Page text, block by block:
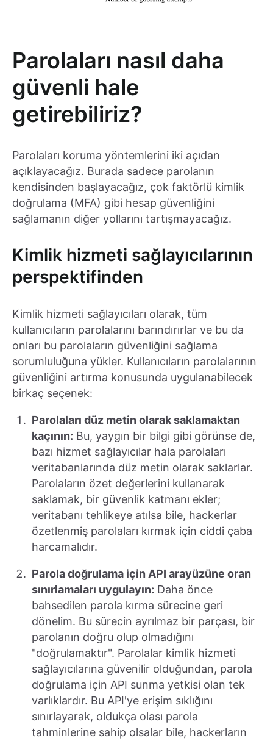
Parolaları nasıl daha
güvenli hale
getirebiliriz?
Parolaları koruma yöntemlerini iki açıdan
açıklayacağız. Burada sadece parolanın
kendisinden başlayacağız, çok faktörlü kimlik
doğrulama (MFA) gibi hesap güvenliğini
sağlamanın diğer yollarını tartışmayacağız.
Kimlik hizmeti sağlayıcılarının
perspektifinden
Kimlik hizmeti sağlayıcıları olarak, tüm
kullanıcıların parolalarını barındırırlar ve bu da
onları bu parolaların güvenliğini sağlama
sorumluluğuna yükler. Kullanıcıların parolalarının
güvenliğini artırma konusunda uygulanabilecek
birkaç seçenek:
Parolaları düz metin olarak saklamaktan
kaçının: Bu, yaygın bir bilgi gibi görünse de,
bazı hizmet sağlayıcılar hala parolaları
veritabanlarında düz metin olarak saklarlar.
Parolaların özet değerlerini kullanarak
saklamak, bir güvenlik katmanı ekler;
veritabanı tehlikeye atılsa bile, hackerlar
özetlenmiş parolaları kırmak için ciddi çaba
harcamalıdır.
Parola doğrulama için API arayüzüne oran
sınırlamaları uygulayın: Daha önce
bahsedilen parola kırma sürecine geri
dönelim. Bu sürecin ayrılmaz bir parçası, bir
parolanın doğru olup olmadığını
"doğrulamaktır". Parolalar kimlik hizmeti
sağlayıcılarına güvenilir olduğundan, parola
doğrulama için API sunma yetkisi olan tek
varlıklardır. Bu API'ye erişim sıklığını
sınırlayarak, oldukça olası parola
tahminlerine sahip olsalar bile, hackerların